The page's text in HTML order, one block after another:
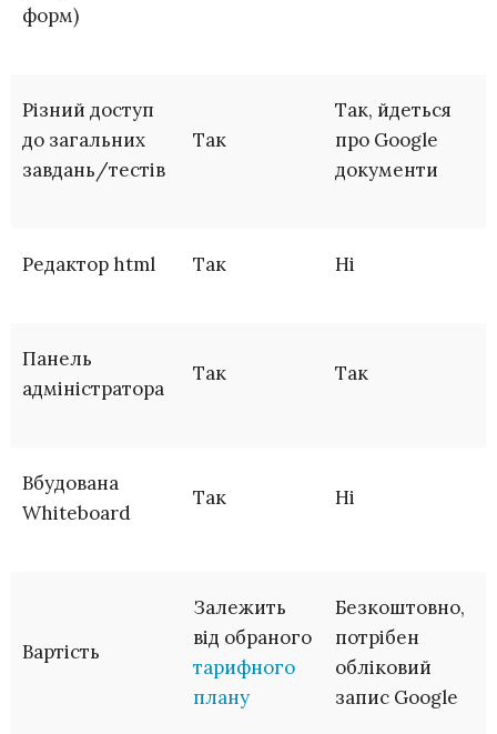
форм)
Різний доступ
до загальних
завдань/тестів
Так
Так, йдеться
про Google
документи
Редактор html Так Ні
Панель
адміністратора
Так Так
Вбудована
Whiteboard
Так Ні
Вартість
Залежить
від обраного
тарифного
плану
Безкоштовно,
потрібен
обліковий
запис Google